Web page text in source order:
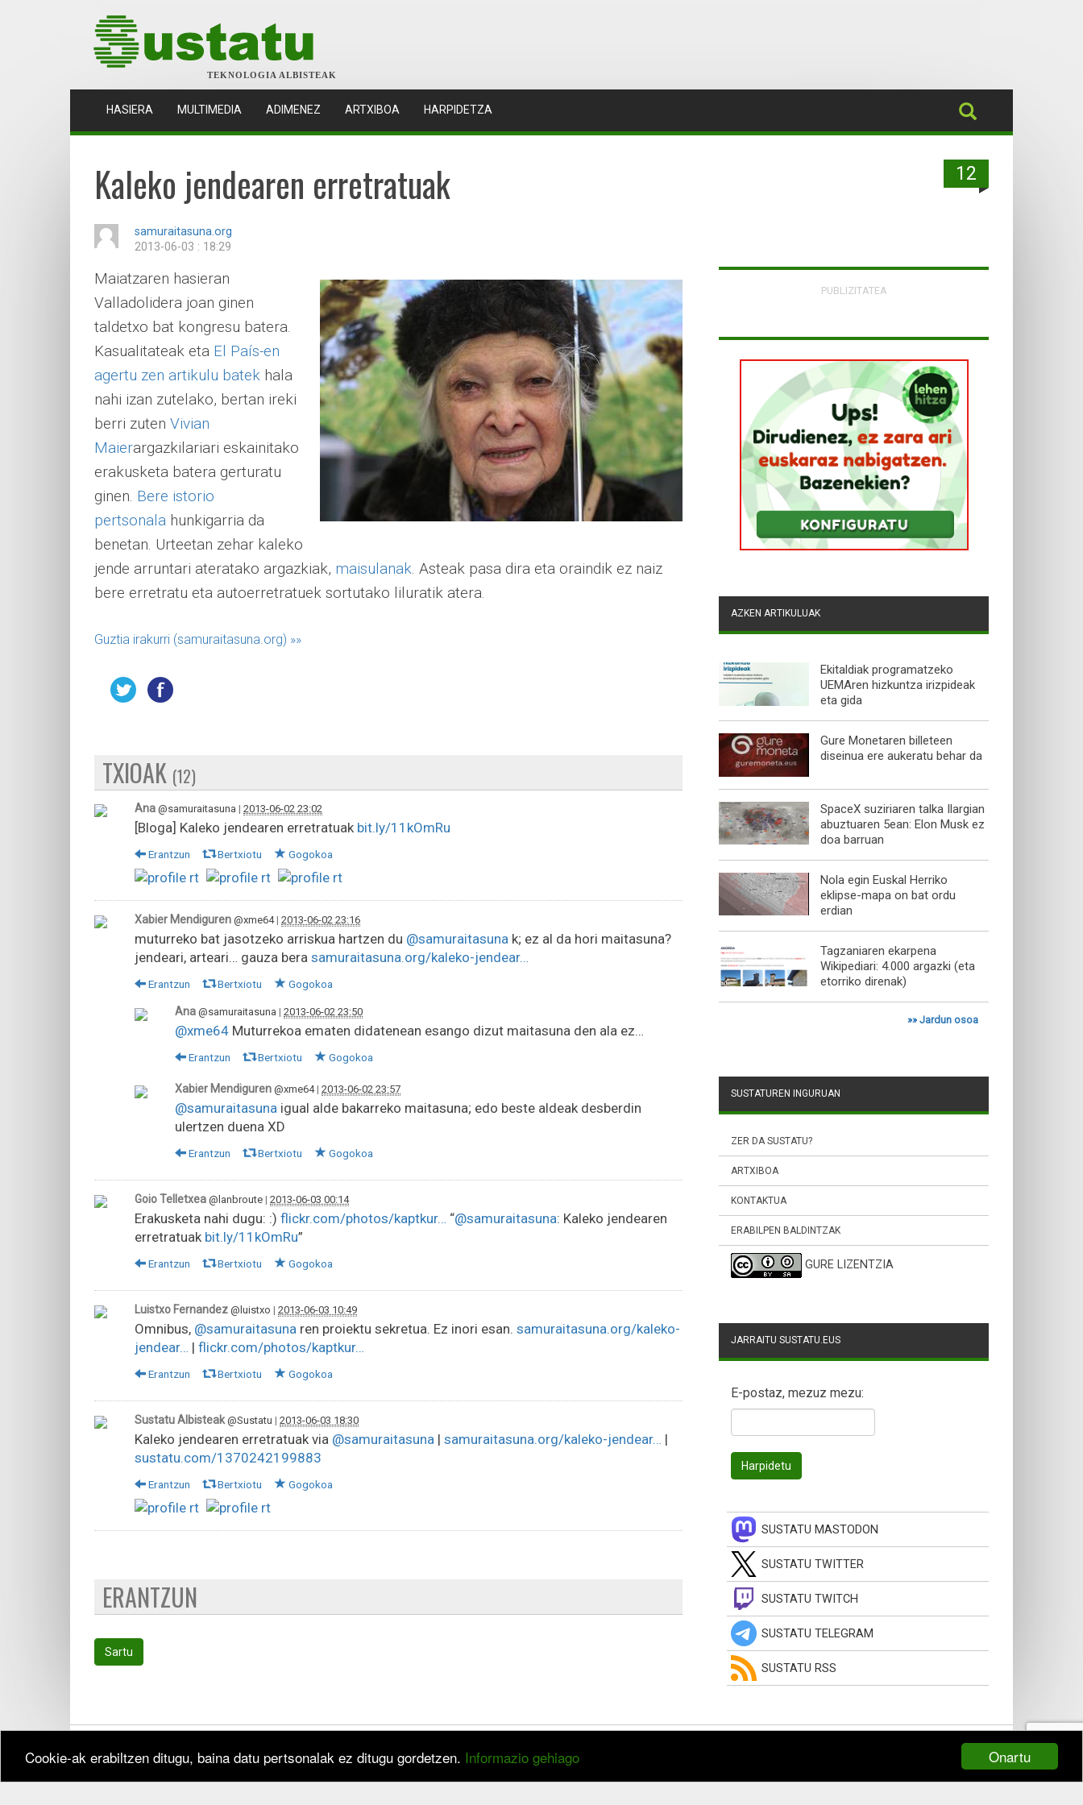
Onartu
Cookie-ak erabiltzen ditugu, baina datu pertsonalak ez ditugu gordetzen. Informazio gehiago
TEKNOLOGIA ALBISTEAK
HASIERA (CURRENT)
MULTIMEDIA ADIMENEZ ARTXIBOA HARPIDETZA
12
Kaleko jendearen erretratuak
samuraitasuna.org
2013-06-03 : 18:29
Maiatzaren hasieran
Valladolidera joan ginen
taldetxo bat kongresu batera.
Kasualitateak eta El País-en
agertu zen artikulu batek hala
nahi izan zutelako, bertan ireki
berri zuten Vivian
Maierargazkilariari eskainitako
erakusketa batera gerturatu
ginen. Bere istorio
pertsonala hunkigarria da
benetan. Urteetan zehar kaleko
jende arruntari ateratako argazkiak, maisulanak. Asteak pasa dira eta oraindik ez naiz
bere erretratu eta autoerretratuek sortutako liluratik atera.
Guztia irakurri (samuraitasuna.org) »»
TXIOAK (12)
Ana @samuraitasuna | 2013-06-02 23:02
[Bloga] Kaleko jendearen erretratuak bit.ly/11kOmRu
Erantzun Bertxiotu Gogokoa
Xabier Mendiguren @xme64| 2013-06-02 23:16
muturreko bat jasotzeko arriskua hartzen du @samuraitasuna k; ez al da hori maitasuna?
jendeari, arteari… gauza bera samuraitasuna.org/kaleko-jendear…
Erantzun Bertxiotu Gogokoa
Ana @samuraitasuna | 2013-06-02 23:50
@xme64 Muturrekoa ematen didatenean esango dizut maitasuna den ala ez…
Erantzun Bertxiotu Gogokoa
Xabier Mendiguren @xme64| 2013-06-02 23:57
@samuraitasuna igual alde bakarreko maitasuna; edo beste aldeak desberdin
ulertzen duena XD
Erantzun Bertxiotu Gogokoa
Goio Telletxea @lanbroute | 2013-06-03 00:14
Erakusketa nahi dugu: :) flickr.com/photos/kaptkur… “@samuraitasuna: Kaleko jendearen
erretratuak bit.ly/11kOmRu”
Erantzun Bertxiotu Gogokoa
Luistxo Fernandez @luistxo | 2013-06-03 10:49
Omnibus, @samuraitasuna ren proiektu sekretua. Ez inori esan. samuraitasuna.org/kaleko-
jendear… | flickr.com/photos/kaptkur…
Erantzun Bertxiotu Gogokoa
Sustatu Albisteak @Sustatu | 2013-06-03 18:30
Kaleko jendearen erretratuak via @samuraitasuna | samuraitasuna.org/kaleko-jendear… |
sustatu.com/1370242199883
Erantzun Bertxiotu Gogokoa
ERANTZUN
Sartu
PUBLIZITATEA
AZKEN ARTIKULUAK
Ekitaldiak programatzeko
UEMAren hizkuntza irizpideak
eta gida
Gure Monetaren billeteen
diseinua ere aukeratu behar da
SpaceX suziriaren talka Ilargian
abuztuaren 5ean: Elon Musk ez
doa barruan
Nola egin Euskal Herriko
eklipse-mapa on bat ordu
erdian
Tagzaniaren ekarpena
Wikipediari: 4.000 argazki (eta
etorriko direnak)
»»Jardun osoa
SUSTATUREN INGURUAN
ZER DA SUSTATU?
ARTXIBOA
KONTAKTUA
ERABILPEN BALDINTZAK
GURE LIZENTZIA
JARRAITU SUSTATU.EUS
E-postaz, mezuz mezu:
SUSTATU MASTODON
SUSTATU TWITTER
SUSTATU TWITCH
SUSTATU TELEGRAM
SUSTATU RSS